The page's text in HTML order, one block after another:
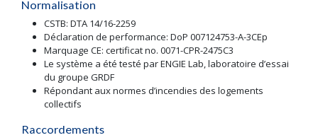
Normalisation
CSTB: DTA 14/16-2259
Déclaration de performance: DoP 007124753-A-3CEp
Marquage CE: certificat no. 0071-CPR-2475C3
Le système a été testé par ENGIE Lab, laboratoire d’essai
du groupe GRDF
Répondant aux normes d’incendies des logements
collectifs
Raccordements